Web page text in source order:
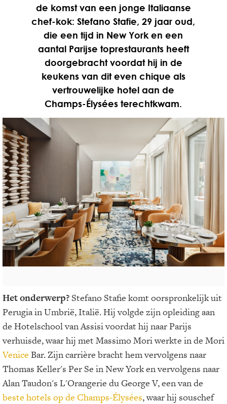
de komst van een jonge Italiaanse
chef-kok: Stefano Stafie, 29 jaar oud,
die een tijd in New York en een
aantal Parijse toprestaurants heeft
doorgebracht voordat hij in de
keukens van dit even chique als
vertrouwelijke hotel aan de
Champs-Élysées terechtkwam.
Het onderwerp?Stefano Stafie komt oorspronkelijk uit
Perugia in Umbrië, Italië. Hij volgde zijn opleiding aan
de Hotelschool van Assisi voordat hij naar Parijs
verhuisde, waar hij met Massimo Mori werkte in de Mori
Venice Bar. Zijn carrière bracht hem vervolgens naar
Thomas Keller's Per Se in New York en vervolgens naar
Alan Taudon's L'Orangerie du George V, een van de
beste hotels op de Champs-Élysées, waar hij souschef